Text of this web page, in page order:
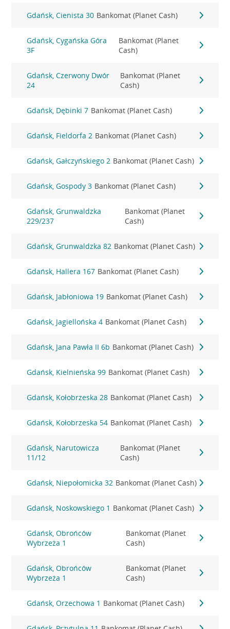
Gdańsk, Cienista 30 Bankomat (Planet Cash)
Gdańsk, Cygańska Góra
3F
Bankomat (Planet
Cash)
Gdańsk, Czerwony Dwór
24
Bankomat (Planet
Cash)
Gdańsk, Dębinki 7 Bankomat (Planet Cash)
Gdańsk, Fieldorfa 2 Bankomat (Planet Cash)
Gdańsk, Gałczyńskiego 2 Bankomat (Planet Cash)
Gdańsk, Gospody 3 Bankomat (Planet Cash)
Gdańsk, Grunwaldzka
229/237
Bankomat (Planet
Cash)
Gdańsk, Grunwaldzka 82 Bankomat (Planet Cash)
Gdańsk, Hallera 167 Bankomat (Planet Cash)
Gdańsk, Jabłoniowa 19 Bankomat (Planet Cash)
Gdańsk, Jagiellońska 4 Bankomat (Planet Cash)
Gdańsk, Jana Pawła II 6b Bankomat (Planet Cash)
Gdańsk, Kielnieńska 99 Bankomat (Planet Cash)
Gdańsk, Kołobrzeska 28 Bankomat (Planet Cash)
Gdańsk, Kołobrzeska 54 Bankomat (Planet Cash)
Gdańsk, Narutowicza
11/12
Bankomat (Planet
Cash)
Gdańsk, Niepołomicka 32 Bankomat (Planet Cash)
Gdańsk, Noskowskiego 1 Bankomat (Planet Cash)
Gdańsk, Obrońców
Wybrzeża 1
Bankomat (Planet
Cash)
Gdańsk, Obrońców
Wybrzeża 1
Bankomat (Planet
Cash)
Gdańsk, Orzechowa 1 Bankomat (Planet Cash)